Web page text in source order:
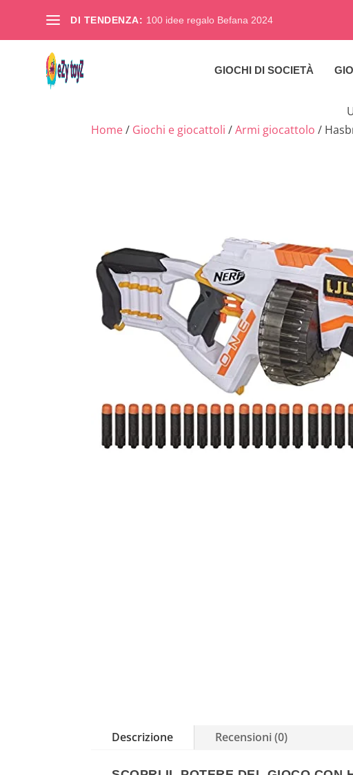
DI TENDENZA: 100 idee regalo Befana 2024
GIOCHI DI SOCIETÀ
Home/ Giochi e giocattoli /Armi giocattolo /
Descrizione Recensioni (0)